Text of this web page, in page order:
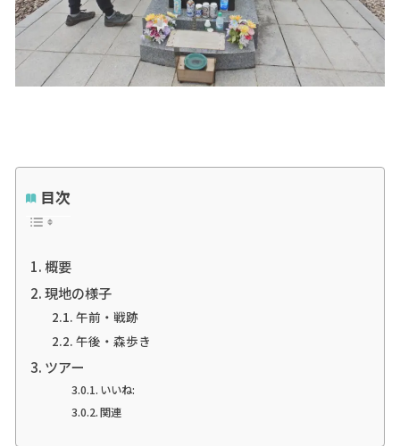
目次
概要
現地の様子
午前・戦跡
午後・森歩き
ツアー
いいね:
関連